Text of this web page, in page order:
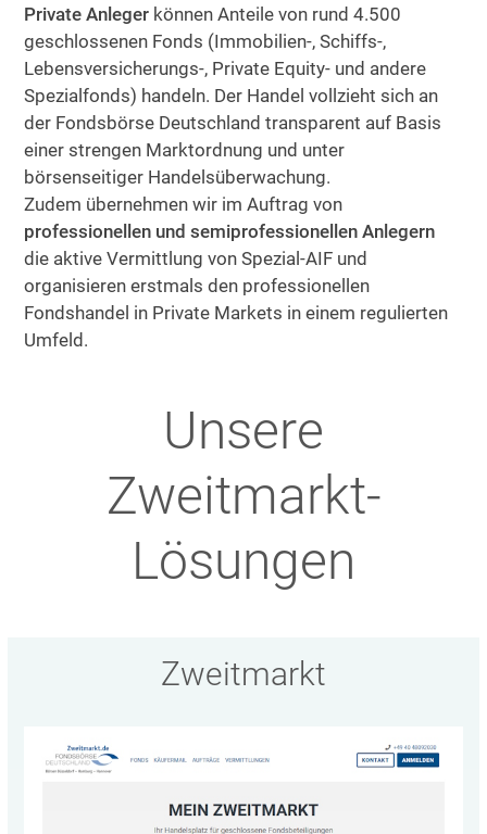
Private Anleger können Anteile von rund 4.500
geschlossenen Fonds (Immobilien-, Schiffs-,
Lebensversicherungs-, Private Equity- und andere
Spezialfonds) handeln. Der Handel vollzieht sich an
der Fondsbörse Deutschland transparent auf Basis
einer strengen Marktordnung und unter
börsenseitiger Handelsüberwachung.
Zudem übernehmen wir im Auftrag von
professionellen und semiprofessionellen Anlegern
die aktive Vermittlung von Spezial-AIF und
organisieren erstmals den professionellen
Fondshandel in Private Markets in einem regulierten
Umfeld.
Unsere
Zweitmarkt-
Lösungen
Zweitmarkt